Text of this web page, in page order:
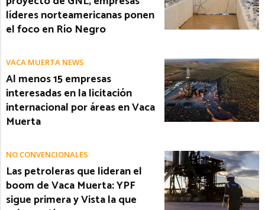
líderes norteamericanas ponen
el foco en Río Negro
VACA MUERTA NEWS
Al menos 15 empresas
interesadas en la licitación
internacional por áreas en Vaca
Muerta
NO CONVENCIONALES
Las petroleras que lideran el
boom de Vaca Muerta: YPF
sigue primera y Vista la que